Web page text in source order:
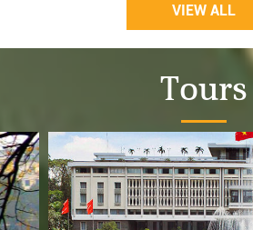
VIEW ALL
Tours